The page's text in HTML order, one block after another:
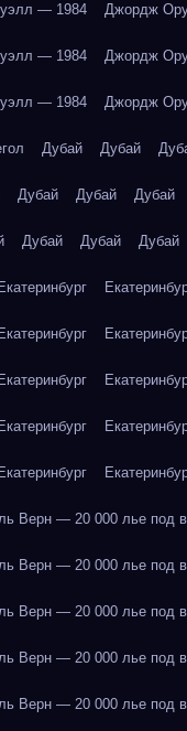
— 1984 Джордж
— 1984 Джордж
— 1984 Джордж
Дубай Дубай
Дубай Дубай Дубай
Дубай Дубай Дубай
Екатеринбург
Екатеринбург
Екатеринбург
Екатеринбург
Екатеринбург
Верн — 20 000 лье под
Верн — 20 000 лье под
Верн — 20 000 лье под
Верн — 20 000 лье под
Верн — 20 000 лье под